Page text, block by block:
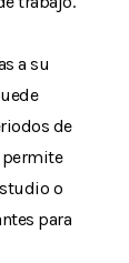
a su
de
permite
o
para